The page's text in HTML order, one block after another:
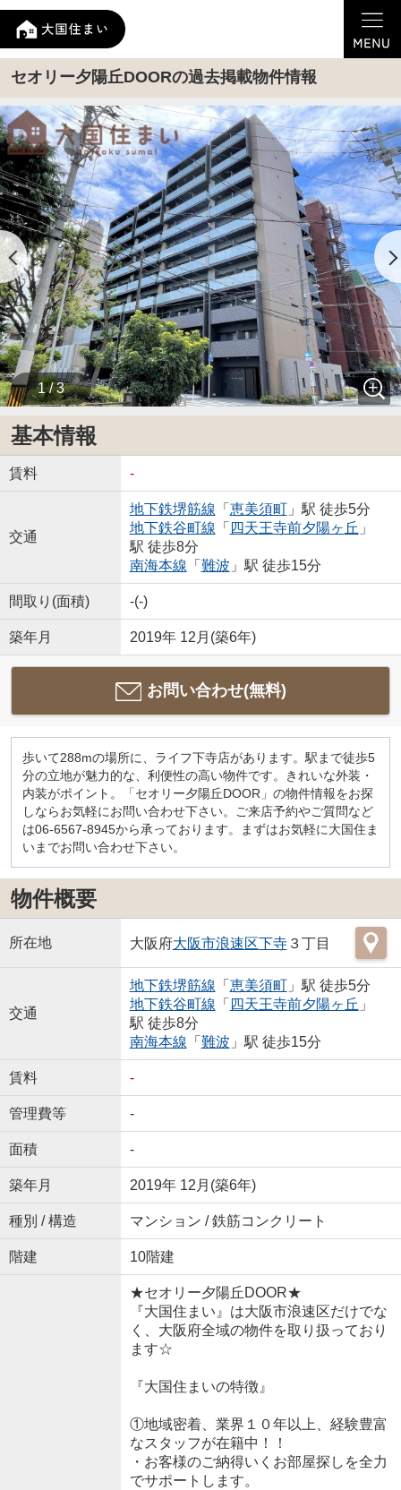
セオリー夕陽丘DOORの過去掲載物件情報
1 / 3
基本情報
賃料 -
交通
地下鉄堺筋線 「 恵美須町」駅 徒歩5分
地下鉄谷町線 「 四天王寺前夕陽ヶ丘 」
駅 徒歩8分
南海本線 「 難波 」駅 徒歩15分
間取り(面積) -(-)
築年月 2019年 12月(築6年)
お問い合わせ(無料)
歩いて288mの場所に、ライフ下寺店があります。駅まで徒歩5
分の立地が魅力的な、利便性の高い物件です。きれいな外装・
内装がポイント。「セオリー夕陽丘DOOR」の物件情報をお探
しならお気軽にお問い合わせ下さい。ご来店予約やご質問など
は06-6567-8945から承っております。まずはお気軽に大国住ま
いまでお問い合わせ下さい。
物件概要
所在地 大阪府大阪市浪速区下寺３丁目
交通
地下鉄堺筋線 「 恵美須町」駅 徒歩5分
地下鉄谷町線 「 四天王寺前夕陽ヶ丘 」
駅 徒歩8分
南海本線 「 難波 」駅 徒歩15分
賃料 -
管理費等 -
面積 -
築年月 2019年 12月(築6年)
種別 / 構造 マンション / 鉄筋コンクリート
階建 10階建
★セオリー夕陽丘DOOR★
『大国住まい』は大阪市浪速区だけでな
く、大阪府全域の物件を取り扱っており
ます☆
『大国住まいの特徴』
①地域密着、業界１０年以上、経験豊富
なスタッフが在籍中！！
・お客様のご納得いくお部屋探しを全力
でサポートします。